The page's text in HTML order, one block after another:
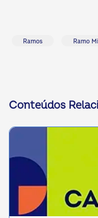
Ramos Ramo
Conteúdos